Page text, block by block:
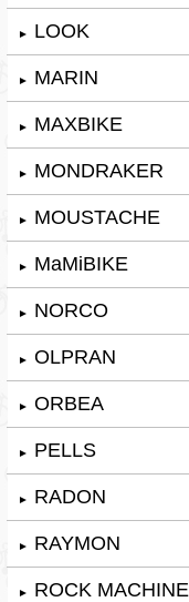
► LOOK
► MARIN
► MAXBIKE
► MONDRAKER
► MOUSTACHE
► MaMiBIKE
► NORCO
► OLPRAN
► ORBEA
► PELLS
► RADON
► RAYMON
► ROCK MACHINE